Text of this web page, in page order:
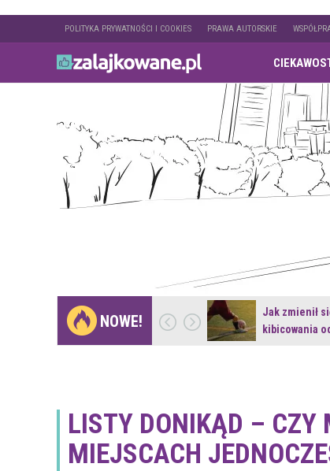
POLITYKA PRYWATNOŚCI I COOKIES PRAWA AUTORSKIE
NOWE!
Gdzie pojechać na
weekend z naturą w…
Jak zmienił
kibicowania
LISTY DONIKĄD – CZY
MIEJSCACH